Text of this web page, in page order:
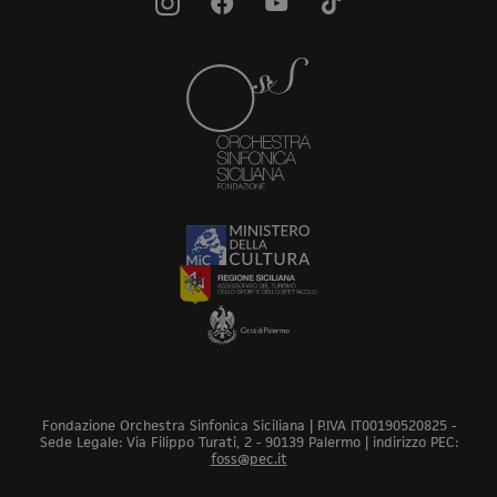
Fondazione Orchestra Sinfonica Siciliana | P.IVA IT00190520825 -
Sede Legale: Via Filippo Turati, 2 - 90139 Palermo | indirizzo PEC:
foss@pec.it